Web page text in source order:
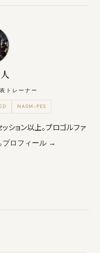
レーナー
NASM-PES
ション以上。プロゴルファ
プロフィール →